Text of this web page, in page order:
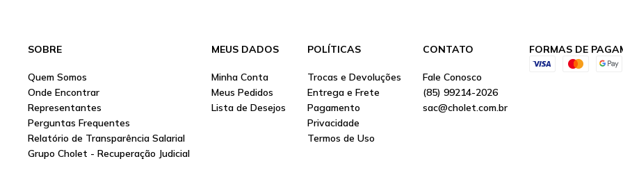
SOBRE
Quem Somos
Onde Encontrar
Representantes
Perguntas Frequentes
Relatório de Transparência Salarial
Grupo Cholet - Recuperação Judicial
MEUS DADOS
Minha Conta
Meus Pedidos
Lista de Desejos
POLÍTICAS
Trocas e Devoluções
Entrega e Frete
Pagamento
Privacidade
Termos de Uso
CONTATO
Fale Conosco
(85) 99214-2026
sac@cholet.com.br
FORMAS DE